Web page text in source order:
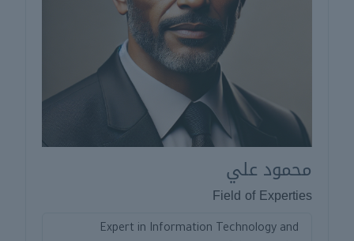
محمود علي
Field of Experties
Expert in Information Technology and